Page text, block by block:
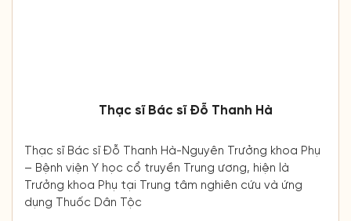
Thạc sĩ Bác sĩ Đỗ Thanh Hà
Thạc sĩ Bác sĩ Đỗ Thanh Hà-Nguyên Trưởng khoa Phụ
– Bệnh viện Y học cổ truyền Trung ương, hiện là
Trưởng khoa Phụ tại Trung tâm nghiên cứu và ứng
dụng Thuốc Dân Tộc